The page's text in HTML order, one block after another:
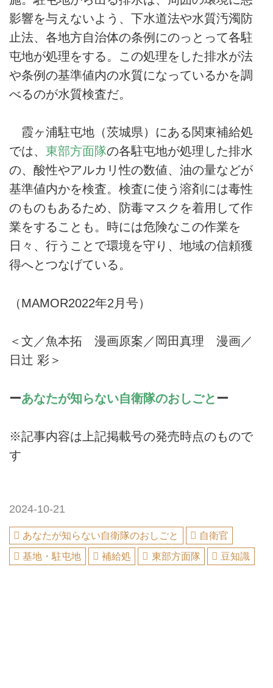
影響を与えないよう、下水道法や水質汚濁防
止法、各地方自治体の条例にのっとって各駐
屯地が処理をする。この処理をした排水が法
や条例の基準値内の水質になっているかを調
べるのが水質検査だ。
霞ヶ浦駐屯地（茨城県）にある関東補給処
では、 東部方面隊の各駐屯地が処理した排水
の、酸性やアルカリ性の数値、油の量などが
基準値内かを検査。検査に使う溶剤には毒性
のものもあるため、防毒マスクを着用して作
業をすることも。時には危険なこの作業を
日々、行うことで環境を守り、地域の信頼獲
得へとつなげている。
（MAMOR2022年2月号）
＜文／魚本拓 漫画原案／岡田真理 漫画／
日辻 彩＞
ーあなたが知らない自衛隊のおしごとー
※記事内容は上記掲載号の発売時点のもので
す
2024-10-21
あなたが知らない自衛隊のおしごと
自衛官
基地・駐屯地
補給処 東部方面隊 豆知識